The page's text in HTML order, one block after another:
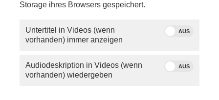
Quelle: ddp/dts
Nachrichtenagentur,
Storage ihres Browsers gespeichert.
Untertitel in Videos (wenn
vorhanden) immer anzeigen
AUS
Audiodeskription in Videos (wenn
vorhanden) wiedergeben
AUS